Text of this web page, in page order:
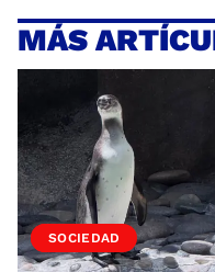
MÁS
VIDA
SOCIEDAD